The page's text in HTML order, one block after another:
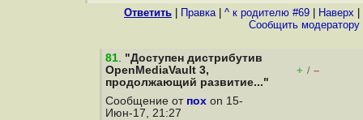
Ответить Правка| ^ к родителю #69 Наверх
Cообщить модератору
81. "Доступен дистрибутив
OpenMediaVault 3,
продолжающий развитие..."
+ / –
Сообщение от пох on 15-
Июн-17, 21:27